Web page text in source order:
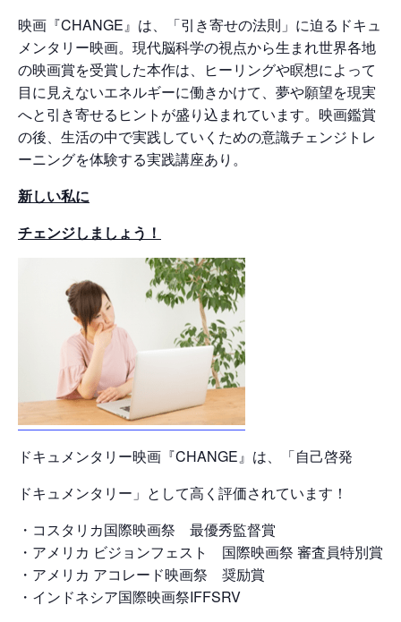
映画『CHANGE』は、「引き寄せの法則」に迫るドキュ
メンタリー映画。現代脳科学の視点から生まれ世界各地
の映画賞を受賞した本作は、ヒーリングや瞑想によって
目に見えないエネルギーに働きかけて、夢や願望を現実
へと引き寄せるヒントが盛り込まれています。映画鑑賞
の後、生活の中で実践していくための意識チェンジトレ
ーニングを体験する実践講座あり。
新しい私に
チェンジしましょう！
ドキュメンタリー映画『CHANGE』は、「自己啓発
ドキュメンタリー」として高く評価されています！
・コスタリカ国際映画祭 最優秀監督賞
・アメリカ ビジョンフェスト 国際映画祭 審査員特別賞
・アメリカ アコレード映画祭 奨励賞
・インドネシア国際映画祭IFFSRV